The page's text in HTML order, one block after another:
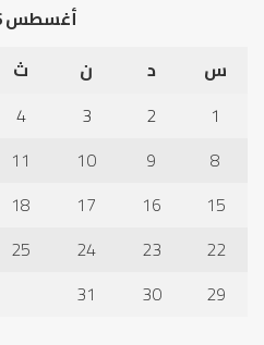
أغسطس 2026
س
د ن ث
1
2
3
4
8
9
10
11
15
16
17
18
22
23
24
25
29
30
31